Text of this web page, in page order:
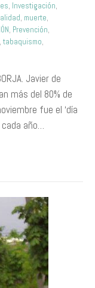
, Investigación,
, muerte,
, Prevención,
, tabaquismo,
Javier de
más del 80% de
fue el ‘día
cada año…